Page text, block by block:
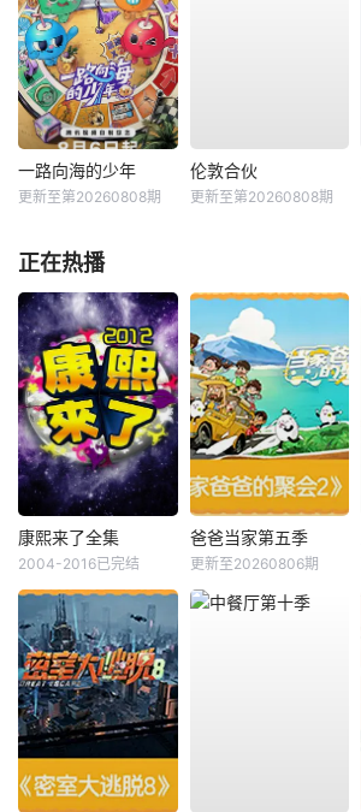
一路向海的少年
更新至第20260808期
伦敦合伙
更新至第20260808期
正在热播
康熙来了全集
2004-2016已完结
爸爸当家第五季
更新至20260806期